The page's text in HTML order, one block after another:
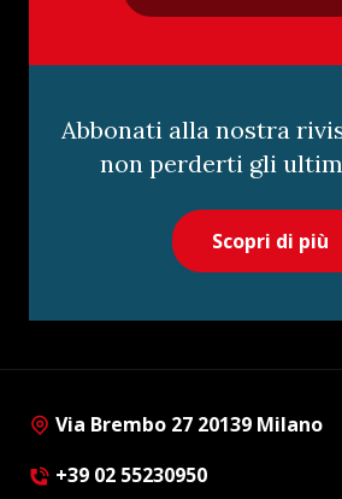
Abbonati alla nostra
non perderti gli
Scopri di più
Via Brembo 27 20139 Milano
+39 02 55230950